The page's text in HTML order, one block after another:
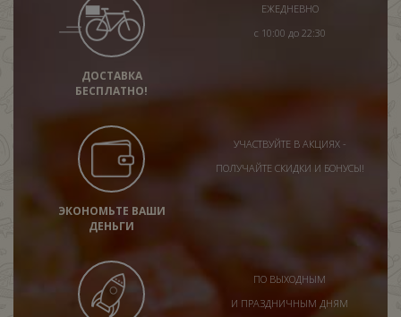
ДОСТАВКА
БЕСПЛАТНО!
ЕЖЕДНЕВНО
с 10:00 до 22:30
ЭКОНОМЬТЕ ВАШИ
ДЕНЬГИ
УЧАСТВУЙТЕ В АКЦИЯХ -
ПОЛУЧАЙТЕ СКИДКИ И БОНУСЫ!
ПО ВЫХОДНЫМ
И ПРАЗДНИЧНЫМ ДНЯМ